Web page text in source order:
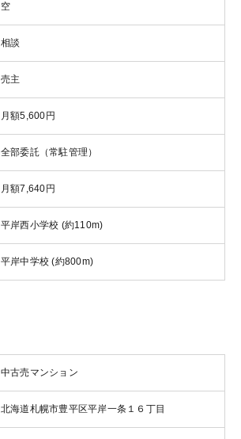
空
相談
売主
月額5,600円
全部委託（常駐管理）
月額7,640円
平岸西小学校 (約110m)
平岸中学校 (約800m)
中古売マンション
北海道札幌市豊平区平岸一条１６丁目